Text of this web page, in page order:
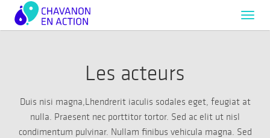
Les acteurs
Duis nisi magna,Lhendrerit iaculis sodales eget, feugiat at
nulla. Praesent nec porttitor tortor. Sed ac elit ut nisl
condimentum pulvinar. Nullam finibus vehicula magna. Sed